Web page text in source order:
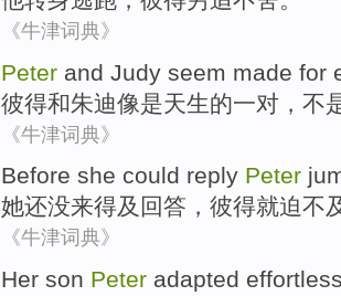
《牛津词典》
Peter and Judy seem made for
彼得和朱迪像是天生的一对，不
《牛津词典》
Before she could reply Peter
她还没来得及回答 ， 彼得就迫不
《牛津词典》
Her son Peter adapted